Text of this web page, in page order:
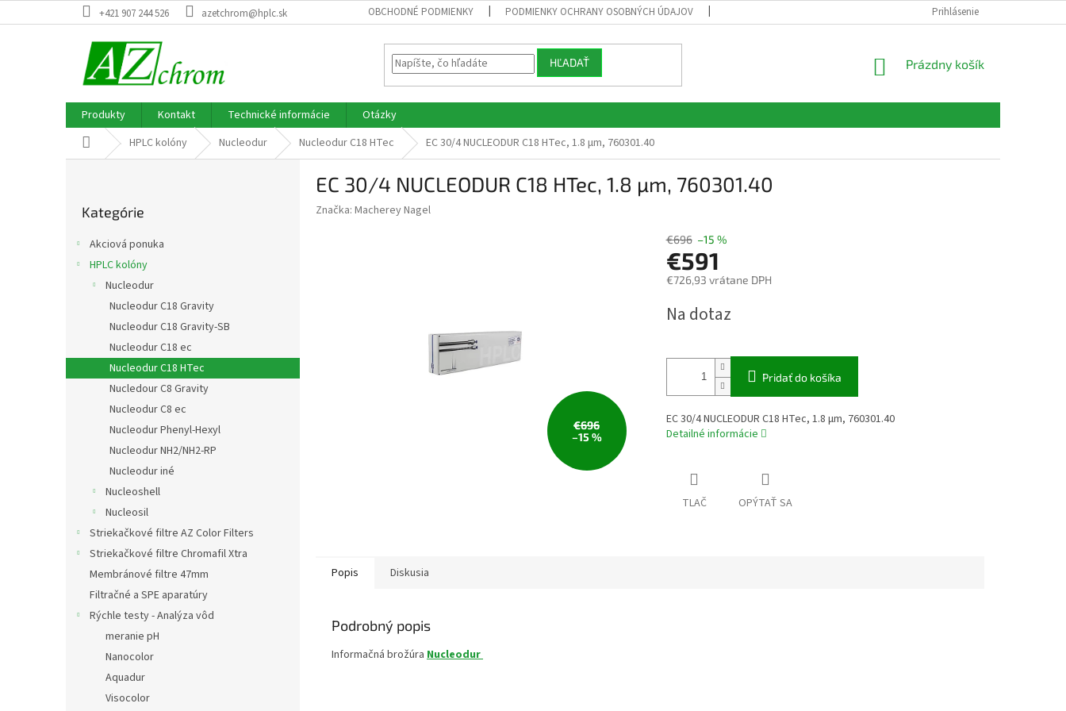
na
+421 907 244 526 azetchrom@hplc.sk OBCHODNÉ PODMIENKY PODMIENKY OCHRANY OSOBNÝCH ÚDAJOV Prihlásenie
HĽADAŤ
NÁKUPNÝ
Prázdny košík
Produkty Kontakt Technické informácie
Otázky
DomovHPLC kolóny Nucleodur Nucleodur C18 HTec EC 30/4 NUCLEODUR C18 HTec, 1.8 µm, 760301.40
kategórie
Kategórie
Akciová ponuka
HPLC kolóny
Nucleodur
Nucleodur C18 Gravity
Nucleodur C18 Gravity-SB
Nucleodur C18 ec
Nucleodur C18 HTec
Nucledour C8 Gravity
Nucleodur C8 ec
Nucleodur Phenyl-Hexyl
Nucleodur NH2/NH2-RP
Nucleodur iné
Nucleoshell
Nucleosil
Striekačkové filtre AZ Color Filters
Striekačkové filtre Chromafil Xtra
Membránové filtre 47mm
Filtračné a SPE aparatúry
Rýchle testy - Analýza vôd
meranie pH
Nanocolor
Aquadur
Visocolor
EC 30/4 NUCLEODUR C18 HTec, 1.8 µm, 760301.40
Značka: Macherey Nagel
€696
–15 %
€696 –15 %
€591
€726,93 vrátane DPH
cena:
Na dotaz
Pridať do košíka
EC 30/4 NUCLEODUR C18 HTec, 1.8 µm, 760301.40
Detailné informácie
TLAČ OPÝTAŤ SA
Popis Diskusia
Podrobný popis
Informačná brožúra Nucleodur